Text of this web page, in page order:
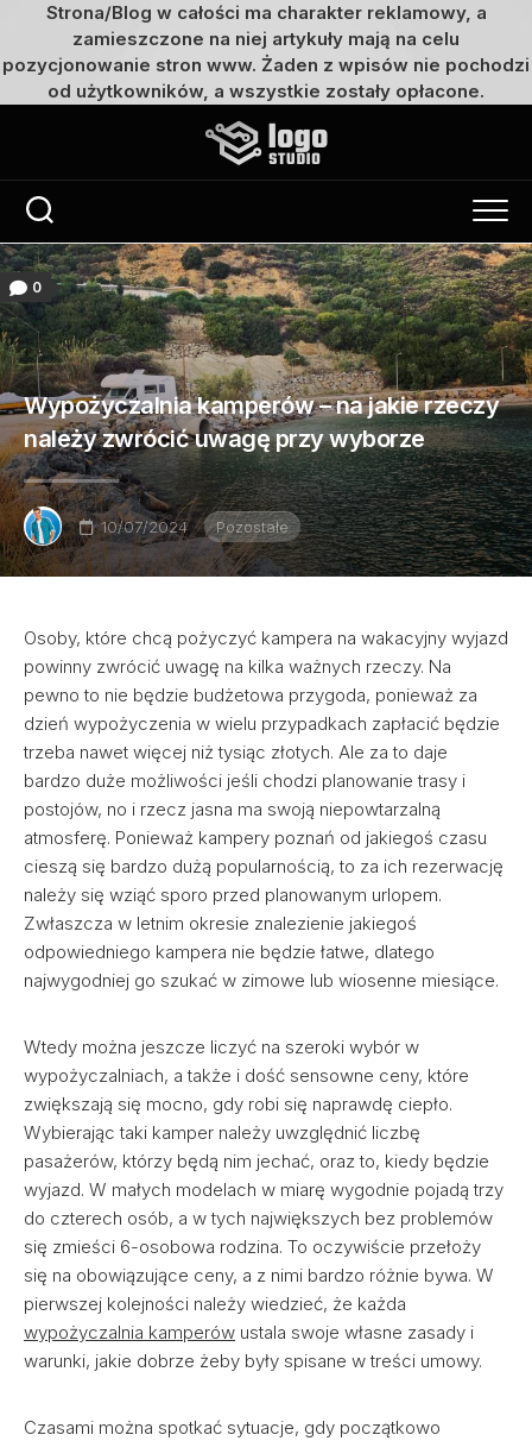
Strona/Blog w całości ma charakter reklamowy, a
zamieszczone na niej artykuły mają na celu
pozycjonowanie stron www. Żaden z wpisów nie pochodzi
od użytkowników, a wszystkie zostały opłacone.
0
Wypożyczalnia kamperów – na jakie rzeczy
należy zwrócić uwagę przy wyborze
10/07/2024 Pozostałe
Osoby, które chcą pożyczyć kampera na wakacyjny wyjazd
powinny zwrócić uwagę na kilka ważnych rzeczy. Na
pewno to nie będzie budżetowa przygoda, ponieważ za
dzień wypożyczenia w wielu przypadkach zapłacić będzie
trzeba nawet więcej niż tysiąc złotych. Ale za to daje
bardzo duże możliwości jeśli chodzi planowanie trasy i
postojów, no i rzecz jasna ma swoją niepowtarzalną
atmosferę. Ponieważ kampery poznań od jakiegoś czasu
cieszą się bardzo dużą popularnością, to za ich rezerwację
należy się wziąć sporo przed planowanym urlopem.
Zwłaszcza w letnim okresie znalezienie jakiegoś
odpowiedniego kampera nie będzie łatwe, dlatego
najwygodniej go szukać w zimowe lub wiosenne miesiące.
Wtedy można jeszcze liczyć na szeroki wybór w
wypożyczalniach, a także i dość sensowne ceny, które
zwiększają się mocno, gdy robi się naprawdę ciepło.
Wybierając taki kamper należy uwzględnić liczbę
pasażerów, którzy będą nim jechać, oraz to, kiedy będzie
wyjazd. W małych modelach w miarę wygodnie pojadą trzy
do czterech osób, a w tych największych bez problemów
się zmieści 6-osobowa rodzina. To oczywiście przełoży
się na obowiązujące ceny, a z nimi bardzo różnie bywa. W
pierwszej kolejności należy wiedzieć, że każda
wypożyczalnia kamperów ustala swoje własne zasady i
warunki, jakie dobrze żeby były spisane w treści umowy.
Czasami można spotkać sytuacje, gdy początkowo